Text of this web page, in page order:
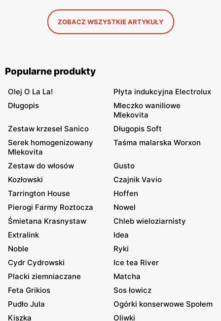
ZOBACZ WSZYSTKIE ARTYKUŁY
Popularne produkty
Olej O La La!
Płyta indukcyjna Electrolux
Długopis
Mleczko waniliowe
Mlekovita
Zestaw krzeseł Sanico
Długopis Soft
Serek homogenizowany
Mlekovita
Taśma malarska Worxon
Zestaw do włosów
Gusto
Kozłowski
Czajnik Vavio
Tarrington House
Hoffen
Pierogi Farmy Roztocza
Nowel
Śmietana Krasnystaw
Chleb wieloziarnisty
Extralink
Idea
Noble
Ryki
Cydr Cydrowski
Ice tea River
Placki ziemniaczane
Matcha
Feta Grikios
Sos łowicz
Pudło Jula
Ogórki konserwowe Społem
Kiszka
Oliwki